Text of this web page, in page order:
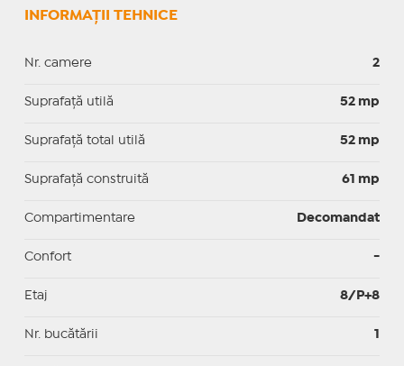
INFORMAȚII TEHNICE
Nr. camere 2
Suprafaţă utilă 52 mp
Suprafaţă total utilă 52 mp
Suprafaţă construită 61 mp
Compartimentare Decomandat
Confort -
Etaj 8/P+8
Nr. bucătării 1